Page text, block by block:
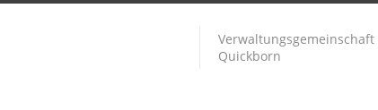
Verwaltungsgemeinschaft
Quickborn